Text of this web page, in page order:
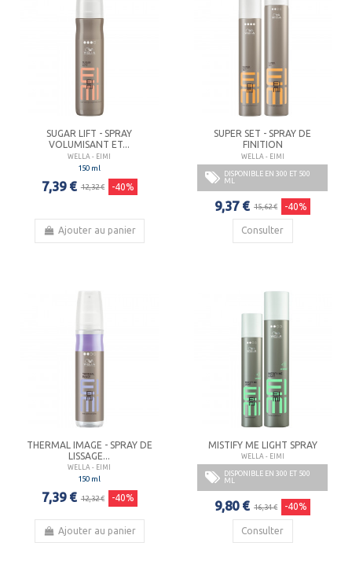
SUGAR LIFT - SPRAY
VOLUMISANT ET...
WELLA - EIMI
150 ml
7,39 € 12,32 € -40%
Ajouter au panier
SUPER SET - SPRAY DE
FINITION
WELLA - EIMI
DISPONIBLE EN 300 ET 500
ML
9,37 € 15,62 € -40%
Consulter
THERMAL IMAGE - SPRAY DE
LISSAGE...
WELLA - EIMI
150 ml
7,39 € 12,32 € -40%
Ajouter au panier
MISTIFY ME LIGHT SPRAY
WELLA - EIMI
DISPONIBLE EN 300 ET 500
ML
9,80 € 16,34 € -40%
Consulter